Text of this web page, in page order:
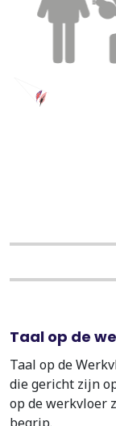
Taal op de
Taal op de
die gericht zijn
op de werkvloer